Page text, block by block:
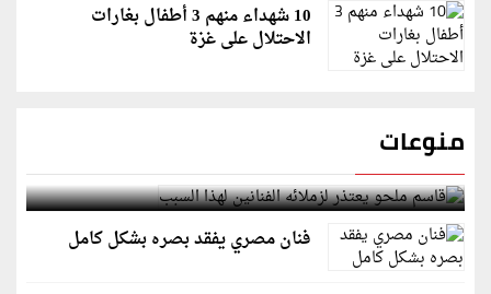
10 شهداء منهم 3 أطفال بغارات
الاحتلال على غزة
منوعات
قاسم ملحو يعتذر لزملائه الفنانين لهذا السبب
فنان مصري يفقد بصره بشكل كامل